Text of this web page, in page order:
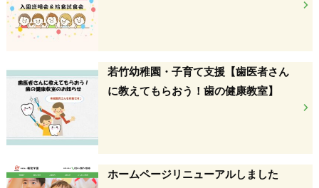
若竹幼稚園・子育て支援【歯医者さん
に教えてもらおう！歯の健康教室】
ホームページリニューアルしました